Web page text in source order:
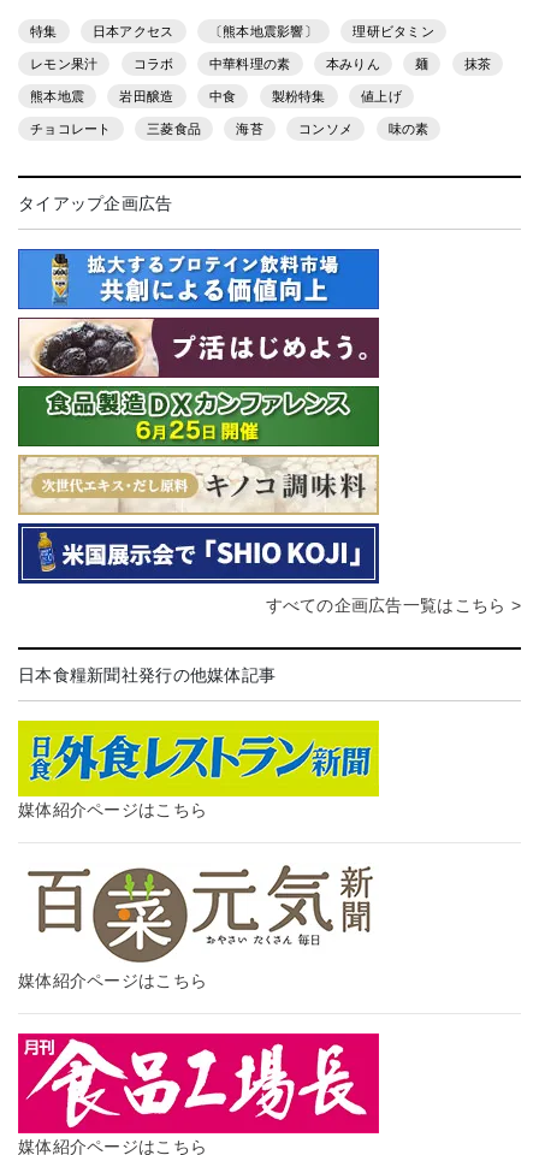
特集 日本アクセス 〔熊本地震影響〕 理研ビタミン
レモン果汁 コラボ 中華料理の素 本みりん 麺 抹茶
熊本地震 岩田醸造 中食 製粉特集 値上げ
チョコレート 三菱食品 海苔 コンソメ 味の素
タイアップ企画広告
すべての企画広告一覧はこちら >
日本食糧新聞社発行の他媒体記事
媒体紹介ページはこちら
媒体紹介ページはこちら
媒体紹介ページはこちら